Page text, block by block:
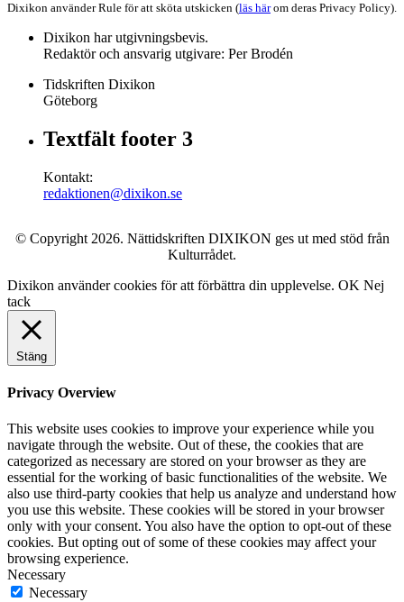
Dixikon använder Rule för att sköta utskicken (läs härom deras Privacy Policy).
Dixikon har utgivningsbevis.
Redaktör och ansvarig utgivare: Per Brodén
Tidskriften Dixikon
Göteborg
Textfält footer 3
Kontakt:
redaktionen@dixikon.se
© Copyright 2026. Nättidskriften DIXIKON ges ut med stöd från
Kulturrådet.
Dixikon använder cookies för att förbättra din upplevelse. OK Nej
tack
Stäng
Privacy Overview
This website uses cookies to improve your experience while you
navigate through the website. Out of these, the cookies that are
categorized as necessary are stored on your browser as they are
essential for the working of basic functionalities of the website. We
also use third-party cookies that help us analyze and understand how
you use this website. These cookies will be stored in your browser
only with your consent. You also have the option to opt-out of these
cookies. But opting out of some of these cookies may affect your
browsing experience.
Necessary
Necessary